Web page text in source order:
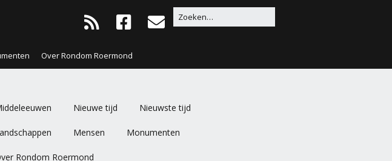
Over Rondom Roermond
Nieuwe tijd Nieuwste tijd
Mensen Monumenten
Rondom Roermond